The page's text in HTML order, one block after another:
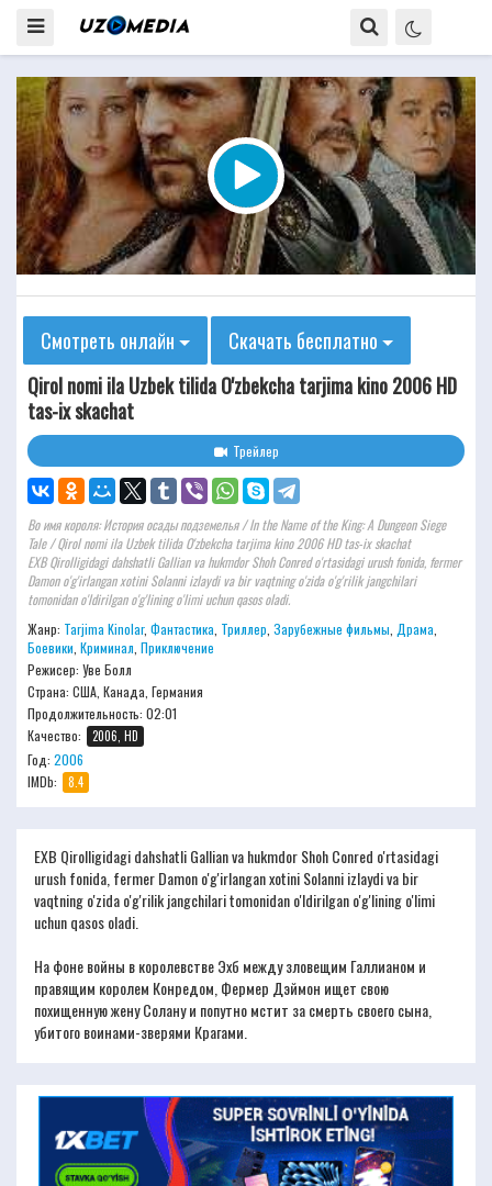
Смотреть онлайн
Скачать бесплатно
Qirol nomi ila Uzbek tilida O'zbekcha tarjima kino 2006 HD
tas-ix skachat
Трейлер
Во имя короля: История осады подземелья / In the Name of the King: A Dungeon Siege
Tale / Qirol nomi ila Uzbek tilida O'zbekcha tarjima kino 2006 HD tas-ix skachat
EXB Qirolligidagi dahshatli Gallian va hukmdor Shoh Conred o'rtasidagi urush fonida, fermer
Damon o'g'irlangan xotini Solanni izlaydi va bir vaqtning o'zida o'g'rilik jangchilari
tomonidan o'ldirilgan o'g'lining o'limi uchun qasos oladi.
Жанр: Tarjima Kinolar, Фантастика Триллер Зарубежные фильмы Драма
Боевики Криминал Приключение
Режисер: Уве Болл
Страна: США, Канада, Германия
Продолжительность: 02:01
Качество:
2006, HD
Год: 2006
IMDb:
8.4
EXB Qirolligidagi dahshatli Gallian va hukmdor Shoh Conred o'rtasidagi
urush fonida, fermer Damon o'g'irlangan xotini Solanni izlaydi va bir
vaqtning o'zida o'g'rilik jangchilari tomonidan o'ldirilgan o'g'lining o'limi
uchun qasos oladi.
На фоне войны в королевстве Эхб между зловещим Галлианом и
правящим королем Конредом, Фермер Дэймон ищет свою
похищенную жену Солану и попутно мстит за смерть своего сына,
убитого воинами-зверями Крагами.